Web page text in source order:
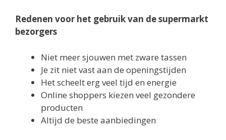
Redenen voor het gebruik van de supermarkt
bezorgers
Niet meer sjouwen met zware tassen
Je zit niet vast aan de openingstijden
Het scheelt erg veel tijd en energie
Online shoppers kiezen veel gezondere
producten
Altijd de beste aanbiedingen